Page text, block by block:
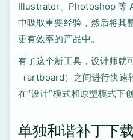
Illustrator、Photoshop 等
中吸取重要经验，然后将其
更有效率的产品中。
有了这个新工具，设计师就
（artboard）之间进行快
在“设计”模式和原型模式下创
单独和谐补丁下载